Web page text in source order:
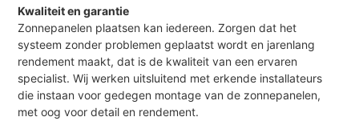
Kwaliteit en garantie
Zonnepanelen plaatsen kan iedereen. Zorgen dat het
systeem zonder problemen geplaatst wordt en jarenlang
rendement maakt, dat is de kwaliteit van een ervaren
specialist. Wij werken uitsluitend met erkende installateurs
die instaan voor gedegen montage van de zonnepanelen,
met oog voor detail en rendement.